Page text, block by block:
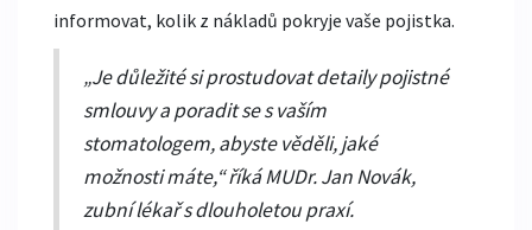
informovat, kolik z nákladů pokryje vaše pojistka.
„Je důležité si prostudovat detaily pojistné
smlouvy a poradit se s vaším
stomatologem, abyste věděli, jaké
možnosti máte,“ říká MUDr. Jan Novák,
zubní lékař s dlouholetou praxí.